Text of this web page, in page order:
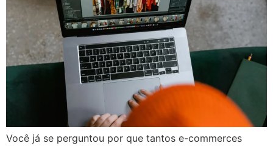
Você já se perguntou por que tantos e-commerces